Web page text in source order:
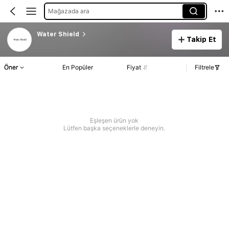
Mağazada ara
Water Shield
Takip Et
Öner En Popüler Fiyat Filtrele
Eşleşen ürün yok
Lütfen başka seçeneklerle deneyin.